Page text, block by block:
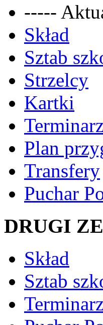
-----
Skład
Sztab
Strzelcy
Kartki
Plan
Transfery
Puchar
DRUGI
Skład
Sztab